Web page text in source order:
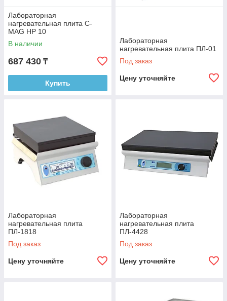
Лабораторная
нагревательная плита C-
MAG HP 10
В наличии
687 430 ₸
Купить
Лабораторная
нагревательная плита ПЛ-01
Под заказ
Цену уточняйте
Лабораторная
нагревательная плита
ПЛ-1818
Под заказ
Цену уточняйте
Лабораторная
нагревательная плита
ПЛ-4428
Под заказ
Цену уточняйте